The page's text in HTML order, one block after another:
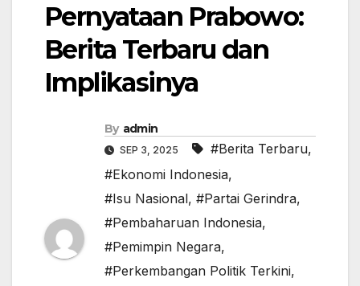
Pernyataan Prabowo:
Berita Terbaru dan
Implikasinya
By admin
SEP 3, 2025 #Berita Terbaru,
#Ekonomi Indonesia,
#Isu Nasional, #Partai Gerindra,
#Pembaharuan Indonesia,
#Pemimpin Negara,
#Perkembangan Politik Terkini,